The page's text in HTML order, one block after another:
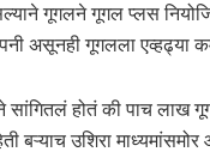
गूगलने गूगल प्लस
असूनही गूगलला एव्हढ्या
होतं की पाच लाख
बऱ्याच उशिरा